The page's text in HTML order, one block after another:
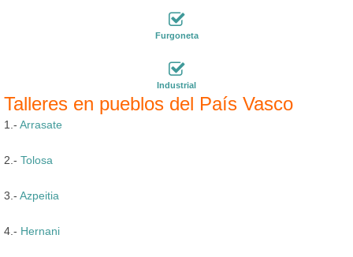
Furgoneta
Industrial
Talleres en pueblos del País Vasco
1.- Arrasate
2.- Tolosa
3.- Azpeitia
4.- Hernani